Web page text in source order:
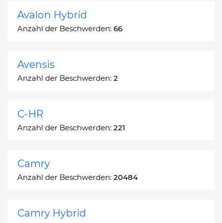
Avalon Hybrid
Anzahl der Beschwerden: 66
Avensis
Anzahl der Beschwerden: 2
C-HR
Anzahl der Beschwerden: 221
Camry
Anzahl der Beschwerden: 20484
Camry Hybrid